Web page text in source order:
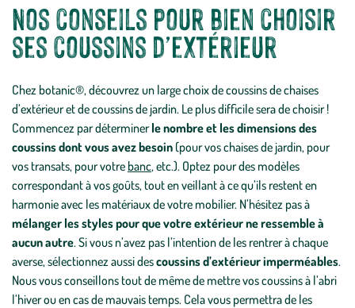
Nos conseils pour bien choisir
ses coussins d’extérieur
Chez botanic®, découvrez un large choix de coussins de chaises
d’extérieur et de coussins de jardin. Le plus difficile sera de choisir !
Commencez par déterminerle nombre et les dimensions des
coussins dont vous avez besoin(pour vos chaises de jardin, pour
vos transats, pour votre banc, etc.). Optez pour des modèles
correspondant à vos goûts, tout en veillant à ce qu’ils restent en
harmonie avec les matériaux de votre mobilier. N’hésitez pas à
mélanger les styles pour que votre extérieur ne ressemble à
aucun autre. Si vous n’avez pas l’intention de les rentrer à chaque
averse, sélectionnez aussi descoussins d’extérieur imperméables.
Nous vous conseillons tout de même de mettre vos coussins à l’abri
l’hiver ou en cas de mauvais temps. Cela vous permettra de les